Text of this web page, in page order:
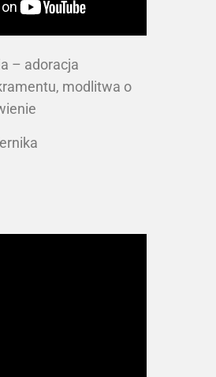
– adoracja
modlitwa o